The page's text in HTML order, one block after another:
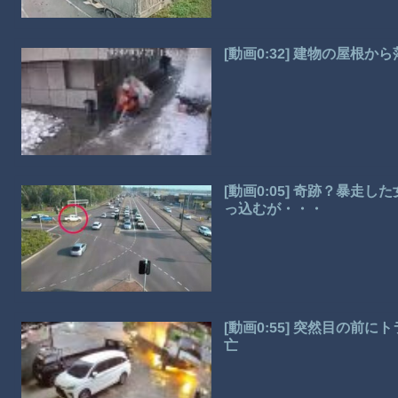
[動画0:32] 建物の屋根か
[動画0:05] 奇跡？暴走し
っ込むが・・・
[動画0:55] 突然目の前に
亡